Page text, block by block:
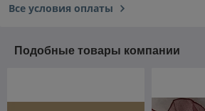
Все условия оплаты
Подобные товары компании